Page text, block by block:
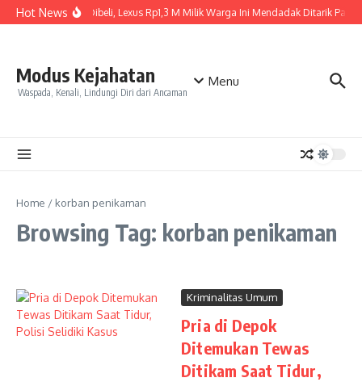
Skip to content
Hot NewsBaru Dibeli, Lexus Rp1,3 M Milik Warga Ini Mendadak Ditarik
Modus Kejahatan
Waspada, Kenali, Lindungi Diri dari Ancaman
Menu
Home / korban penikaman
Browsing Tag: korban penikaman
Kriminalitas Umum
Pria di Depok
Ditemukan Tewas
Ditikam Saat Tidur,